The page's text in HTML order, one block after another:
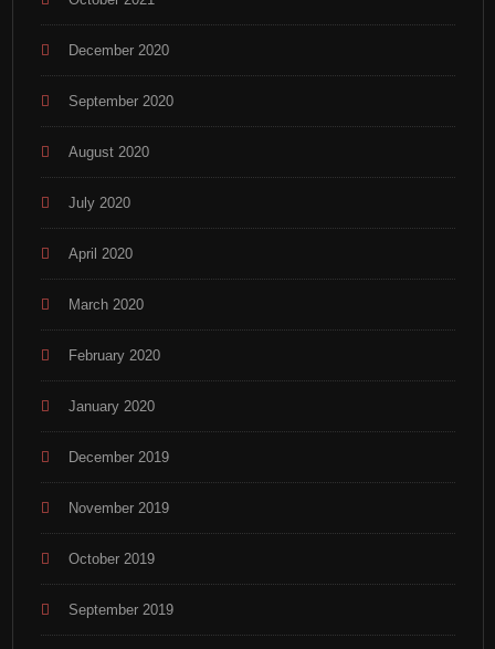
December 2020
September 2020
August 2020
July 2020
April 2020
March 2020
February 2020
January 2020
December 2019
November 2019
October 2019
September 2019